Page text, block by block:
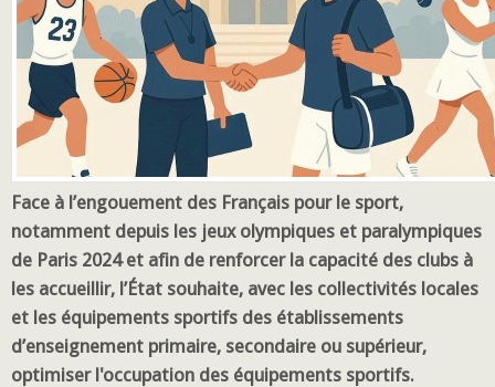
Face à l’engouement des Français pour le sport,
notamment depuis les jeux olympiques et paralympiques
de Paris 2024 et afin de renforcer la capacité des clubs à
les accueillir, l’État souhaite, avec les collectivités locales
et les équipements sportifs des établissements
d’enseignement primaire, secondaire ou supérieur,
optimiser l'occupation des équipements sportifs.